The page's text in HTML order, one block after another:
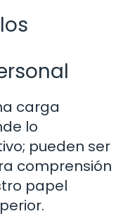
carga
lo
pueden ser
comprensión
papel